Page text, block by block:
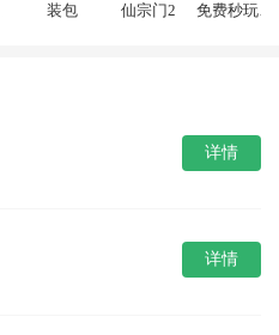
装包
仙宗门2
免费秒玩入
详情
详情